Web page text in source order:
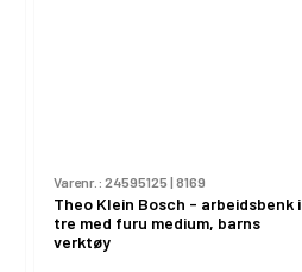
Varenr.: 24595125 | 8169
Theo Klein Bosch - arbeidsbenk i
tre med furu medium, barns
verktøy